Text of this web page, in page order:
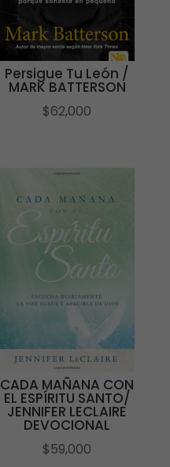
Persigue Tu León /
MARK BATTERSON
$62,000
CADA MAÑANA CON
EL ESPÍRITU SANTO/
JENNIFER LECLAIRE
DEVOCIONAL
$59,000